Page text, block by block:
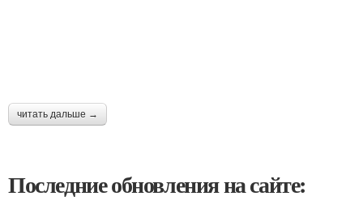
читать дальше →
Последние обновления на сайте: